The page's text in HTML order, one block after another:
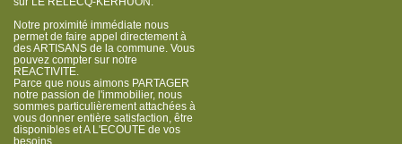
Notre proximité immédiate nous
permet de faire appel directement à
des ARTISANS de la commune. Vous
pouvez compter sur notre
REACTIVITE.
Parce que nous aimons PARTAGER
notre passion de l'immobilier, nous
sommes particulièrement attachées à
vous donner entière satisfaction, être
disponibles et A L'ECOUTE de vos
besoins.